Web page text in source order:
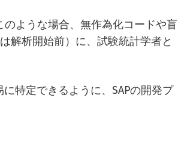
ような場合、無作為化コードや盲
解析開始前）に、試験統計学者と
特定できるように、SAPの開発プ